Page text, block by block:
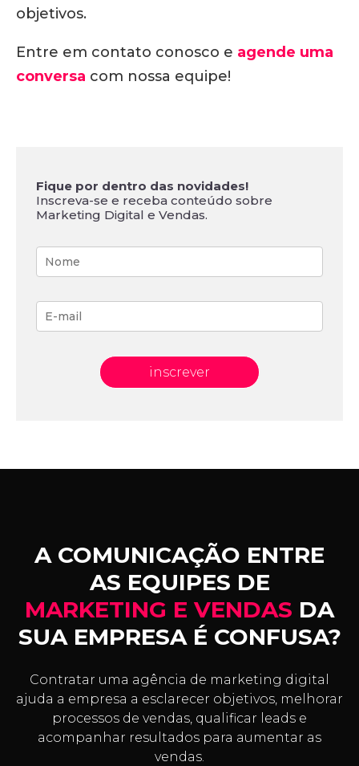
objetivos.
Entre em contato conosco e agende uma
conversa com nossa equipe!
Fique por dentro das novidades!
Inscreva-se e receba conteúdo sobre
Marketing Digital e Vendas.
inscrever
A COMUNICAÇÃO ENTRE
AS EQUIPES DE
MARKETING E VENDAS DA
SUA EMPRESA É CONFUSA?
Contratar uma agência de marketing digital
ajuda a empresa a esclarecer objetivos, melhorar
processos de vendas, qualificar leads e
acompanhar resultados para aumentar as
vendas.